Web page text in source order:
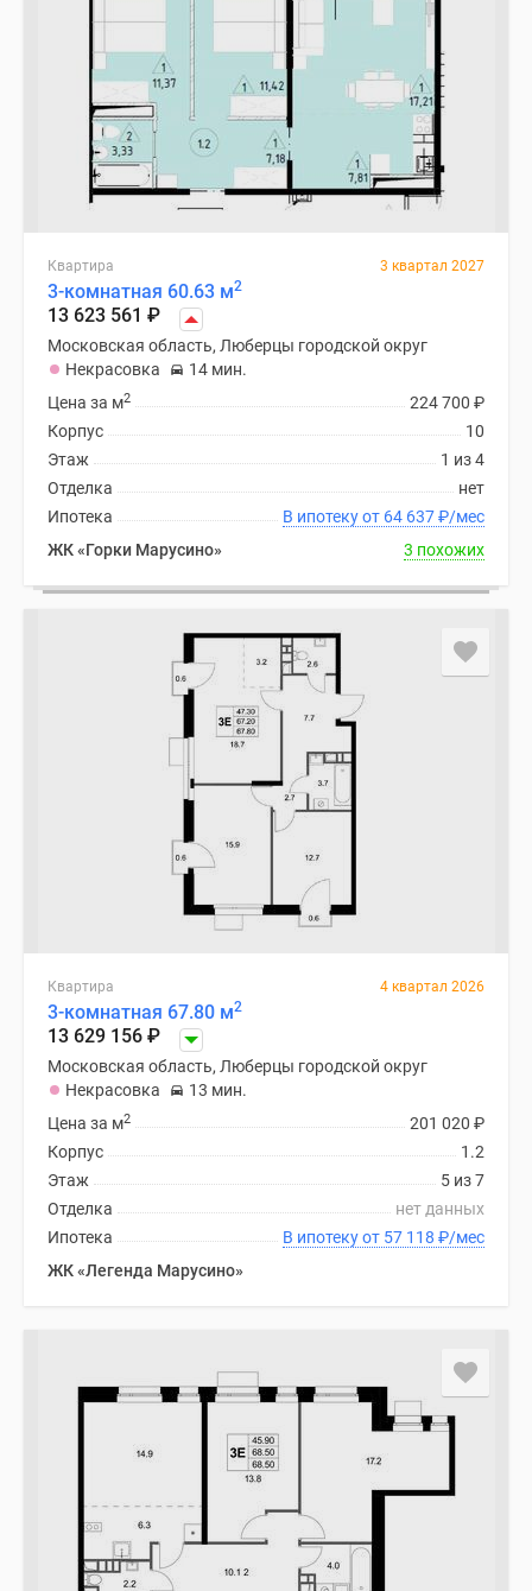
Квартира 3 квартал 2027
3-комнатная 60.63 м2
13 623 561 ₽
Московская область, Люберцы городской округ
Некрасовка
14 мин.
224 700 ₽
Цена за м2
10
Корпус
1 из 4
Этаж
нет
Отделка
В ипотеку от 64 637₽/мес
Ипотека
ЖК «Горки Марусино»
3 похожих
Квартира 4 квартал 2026
3-комнатная 67.80 м2
13 629 156 ₽
Московская область, Люберцы городской округ
Некрасовка
13 мин.
201 020 ₽
Цена за м2
1.2
Корпус
5 из 7
Этаж
нет данных
Отделка
В ипотеку от 57 118 ₽/мес
Ипотека
ЖК «Легенда Марусино»